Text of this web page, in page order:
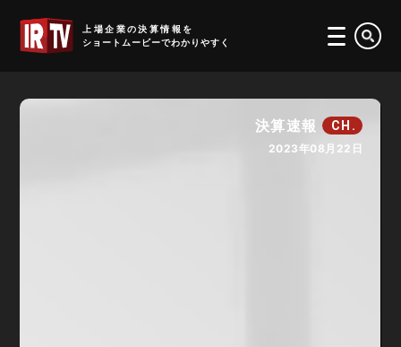
上場企業の決算情報を
ショートムービーでわかりやすく
決算速報 CH.
2023年08月22日